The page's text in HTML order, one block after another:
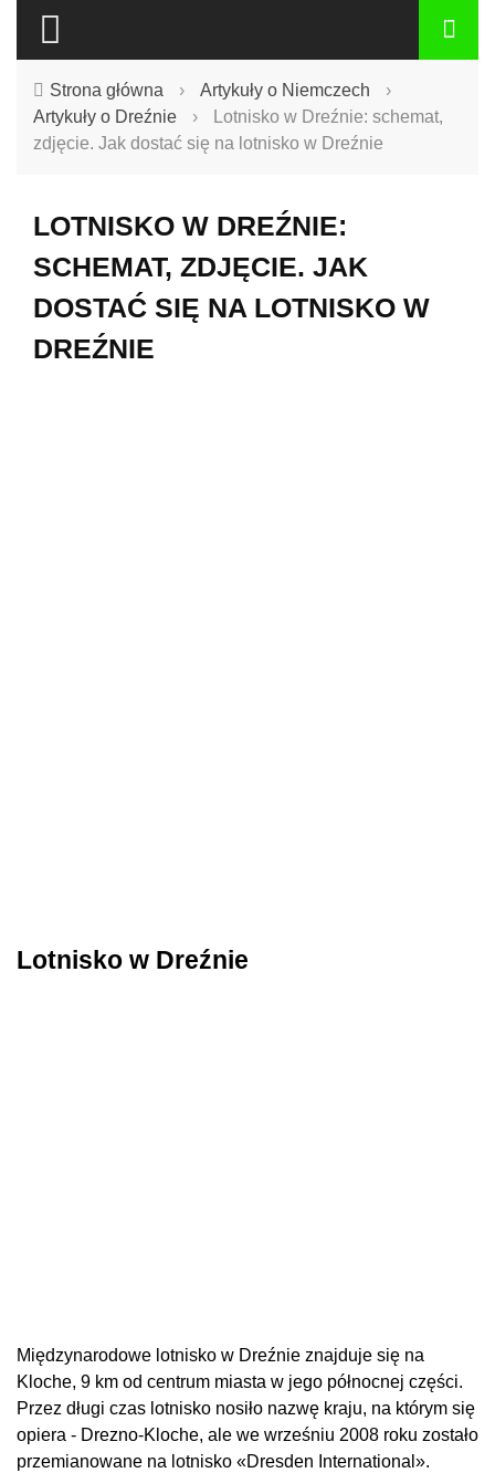
Strona główna › Artykuły o Niemczech
›
Artykuły o Dreźnie
›
Lotnisko w Dreźnie: schemat,
zdjęcie. Jak dostać się na lotnisko w Dreźnie
LOTNISKO W DREŹNIE:
SCHEMAT, ZDJĘCIE. JAK
DOSTAĆ SIĘ NA LOTNISKO W
DREŹNIE
Lotnisko w Dreźnie
Międzynarodowe lotnisko w Dreźnie znajduje się na
Kloche, 9 km od centrum miasta w jego północnej części.
Przez długi czas lotnisko nosiło nazwę kraju, na którym się
opiera - Drezno-Kloche, ale we wrześniu 2008 roku zostało
przemianowane na lotnisko «Dresden International».